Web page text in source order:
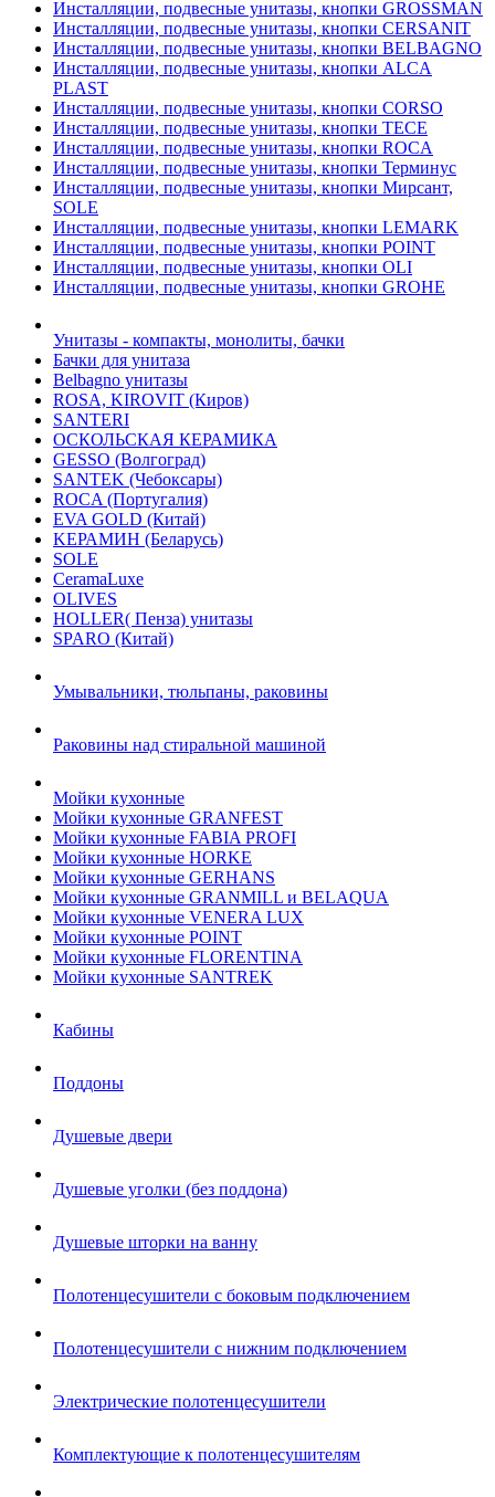
Инсталляции, подвесные унитазы, кнопки GROSSMAN
Инсталляции, подвесные унитазы, кнопки CERSANIT
Инсталляции, подвесные унитазы, кнопки BELBAGNO
Инсталляции, подвесные унитазы, кнопки ALCA
PLAST
Инсталляции, подвесные унитазы, кнопки CORSO
Инсталляции, подвесные унитазы, кнопки TECE
Инсталляции, подвесные унитазы, кнопки ROCA
Инсталляции, подвесные унитазы, кнопки Терминус
Инсталляции, подвесные унитазы, кнопки Мирсант,
SOLE
Инсталляции, подвесные унитазы, кнопки LEMARK
Инсталляции, подвесные унитазы, кнопки POINT
Инсталляции, подвесные унитазы, кнопки OLI
Инсталляции, подвесные унитазы, кнопки GROHE
Унитазы - компакты, монолиты, бачки
Бачки для унитаза
Belbagno унитазы
ROSA, KIROVIT (Киров)
SANTERI
ОСКОЛЬСКАЯ КЕРАМИКА
GESSO (Волгоград)
SANTEK (Чебоксары)
ROCA (Португалия)
EVA GOLD (Китай)
KЕРАМИН (Беларусь)
SOLE
CeramaLuxe
OLIVES
HOLLER( Пенза) унитазы
SPARO (Китай)
Умывальники, тюльпаны, раковины
Раковины над стиральной машиной
Мойки кухонные
Мойки кухонные GRANFEST
Мойки кухонные FABIA PROFI
Мойки кухонные HORKE
Мойки кухонные GERHANS
Мойки кухонные GRANMILL и BELAQUA
Мойки кухонные VENERA LUX
Мойки кухонные POINT
Мойки кухонные FLORENTINA
Мойки кухонные SANTREK
Кабины
Поддоны
Душевые двери
Душевые уголки (без поддона)
Душевые шторки на ванну
Полотенцесушители с боковым подключением
Полотенцесушители с нижним подключением
Электрические полотенцесушители
Комплектующие к полотенцесушителям